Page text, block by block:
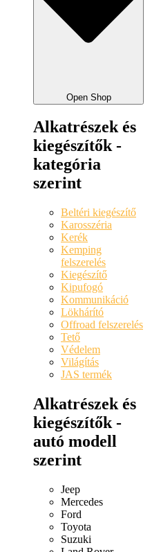
Open Shop
Alkatrészek és
kiegészítők -
kategória
szerint
Beltéri kiegészítő
Karosszéria
Kerék
Kemping
felszerelés
Kiegészítő
Kipufogó
Kommunikáció
Lökhárító
Offroad felszerelés
Tető
Védelem
Világítás
JAS termék
Alkatrészek és
kiegészítők -
autó modell
szerint
Jeep
Mercedes
Ford
Toyota
Suzuki